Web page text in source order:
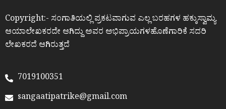
Copyright:- ಸಂಗಾತಿಯಲ್ಲಿ ಪ್ರಕಟವಾಗುವ ಎಲ್ಲ ಬರಹಗಳ ಹಕ್ಕುಸ್ವಾಮ್ಯ
ಆಯಾಲೇಖಕರದೇ ಆಗಿದ್ದು ಅವರ ಅಭಿಪ್ರಾಯಗಳಹೊಣೆಗಾರಿಕೆ ಸದರಿ
ಲೇಖಕರದೆ ಆಗಿರುತ್ತದೆ
7019100351
sangaatipatrike@gmail.com